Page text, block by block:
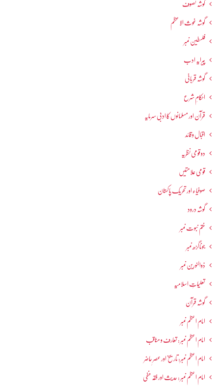
گوشہ تصوف
گوشہ غوث الاعظم
فلسطین نمبر
پیرایہ ادب
گوشہ قربانی
احکامِ شرع
قرآن اور مسلمانوں کا ادبی سرمایہ
اقبال و قائد
دو قومی نظریہ
قومی علامتیں
صوفیاء اور تحریک ِپاکستان
گوشہ درود
ختم نبوت نمبر
جوناگڑھ نمبر
ذوالنورین نمبر
تعلیماتِ اسلامیہ
گوشہ قرآن
امام اعظم نمبر
امام اعظم نمبر : تعارف و مناقب
امام اعظم نمبر: تاریخ اور عصرِ حاضر
امام اعظم نمبر : حدیث اور فقہ حنفی